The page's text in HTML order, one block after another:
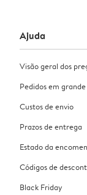
Ajuda
Visão geral dos
Pedidos em
Custos de envio
Prazos de entrega
Estado da
Códigos de
Black Friday